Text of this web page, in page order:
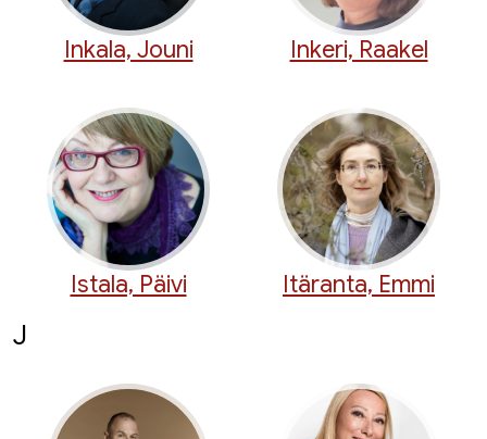
Inkala, Jouni Inkeri, Raakel
Istala, Päivi Itäranta, Emmi
J